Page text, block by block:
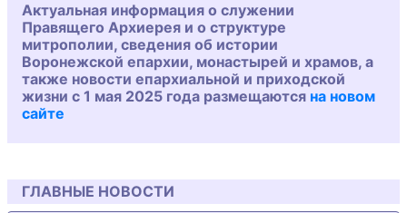
Актуальная информация о служении
Правящего Архиерея и о структуре
митрополии, сведения об истории
Воронежской епархии, монастырей и храмов, а
также новости епархиальной и приходской
жизни с 1 мая 2025 года размещаются на новом
сайте
ГЛАВНЫЕ НОВОСТИ